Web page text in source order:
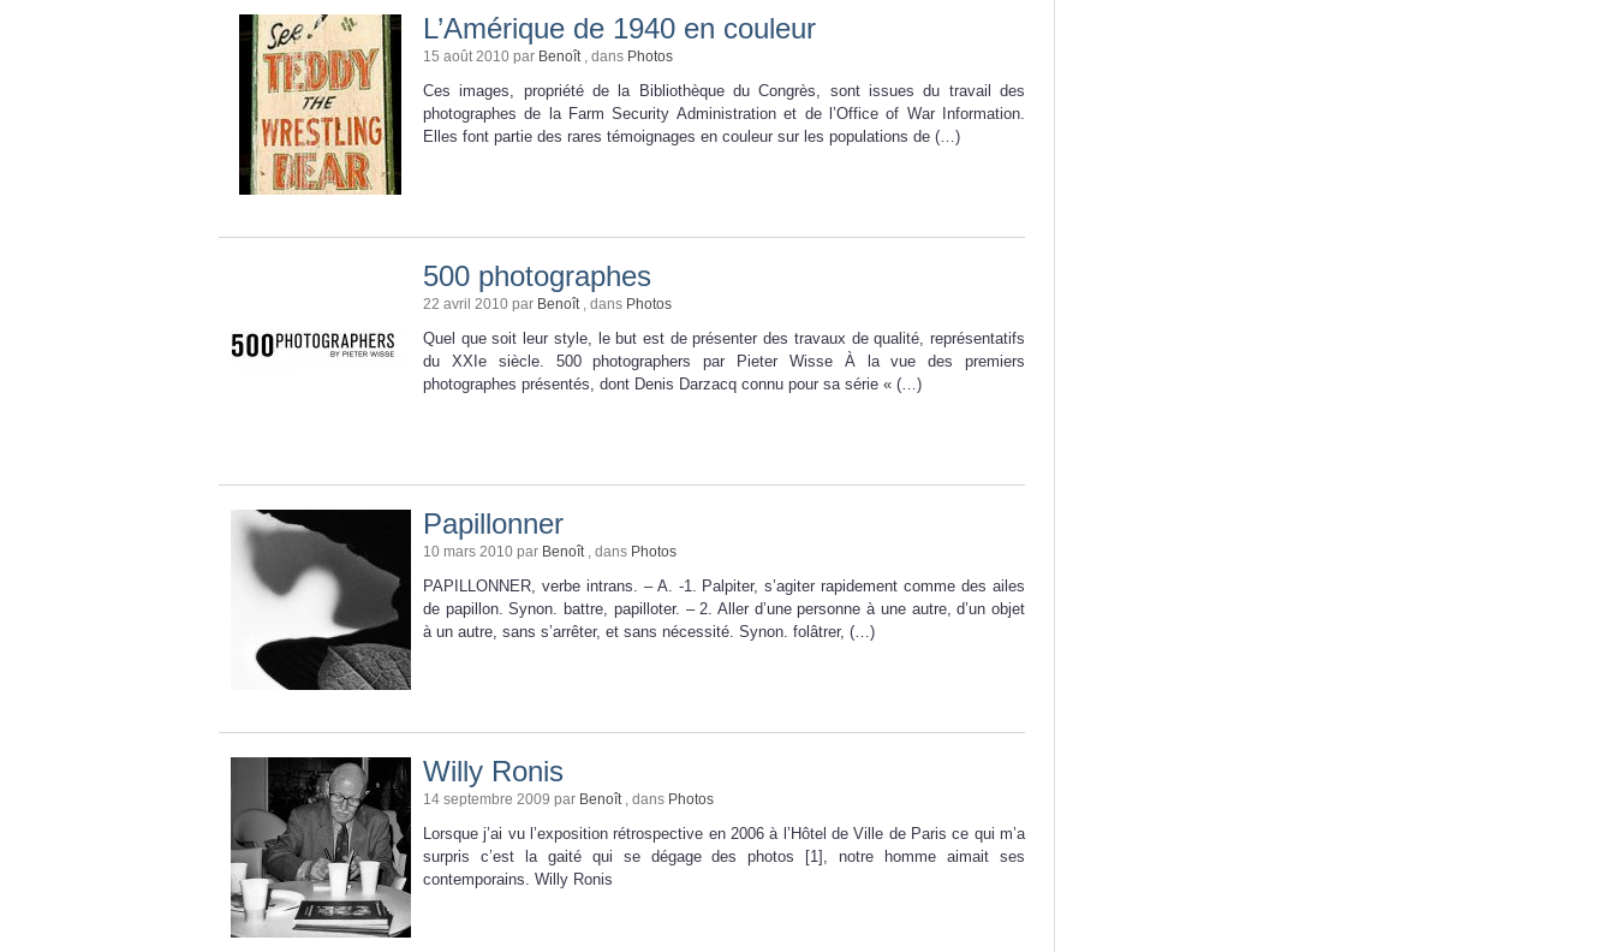
L’Amérique de 1940 en couleur
15 août 2010 par Benoît, dans Photos
Ces images, propriété de la Bibliothèque du Congrès, sont issues du travail des
photographes de la Farm Security Administration et de l’Office of War Information.
Elles font partie des rares témoignages en couleur sur les populations de (…)
500 photographes
22 avril 2010 par Benoît, dans Photos
Quel que soit leur style, le but est de présenter des travaux de qualité, représentatifs
du XXIe siècle. 500 photographers par Pieter Wisse À la vue des premiers
photographes présentés, dont Denis Darzacq connu pour sa série « (…)
Papillonner
10 mars 2010 par Benoît, dans Photos
PAPILLONNER, verbe intrans. – A. -1. Palpiter, s’agiter rapidement comme des ailes
de papillon. Synon. battre, papilloter. – 2. Aller d’une personne à une autre, d’un objet
à un autre, sans s’arrêter, et sans nécessité. Synon. folâtrer, (…)
Willy Ronis
14 septembre 2009 par Benoît, dans Photos
Lorsque j’ai vu l’exposition rétrospective en 2006 à l’Hôtel de Ville de Paris ce qui m’a
surpris c’est la gaité qui se dégage des photos [1], notre homme aimait ses
contemporains. Willy Ronis